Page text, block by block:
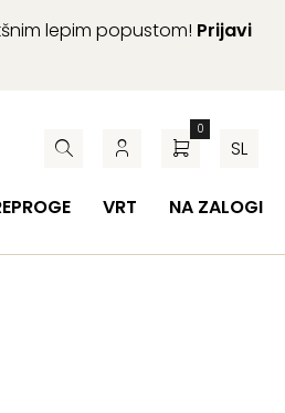
lepim popustom! Prijavi
0
SL
VRT NA ZALOGI